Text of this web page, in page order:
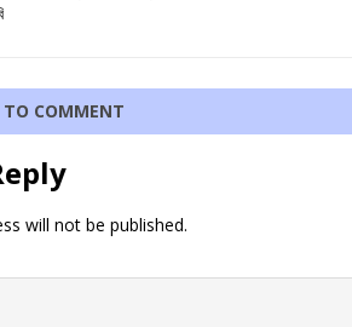
TO COMMENT
will not be published.